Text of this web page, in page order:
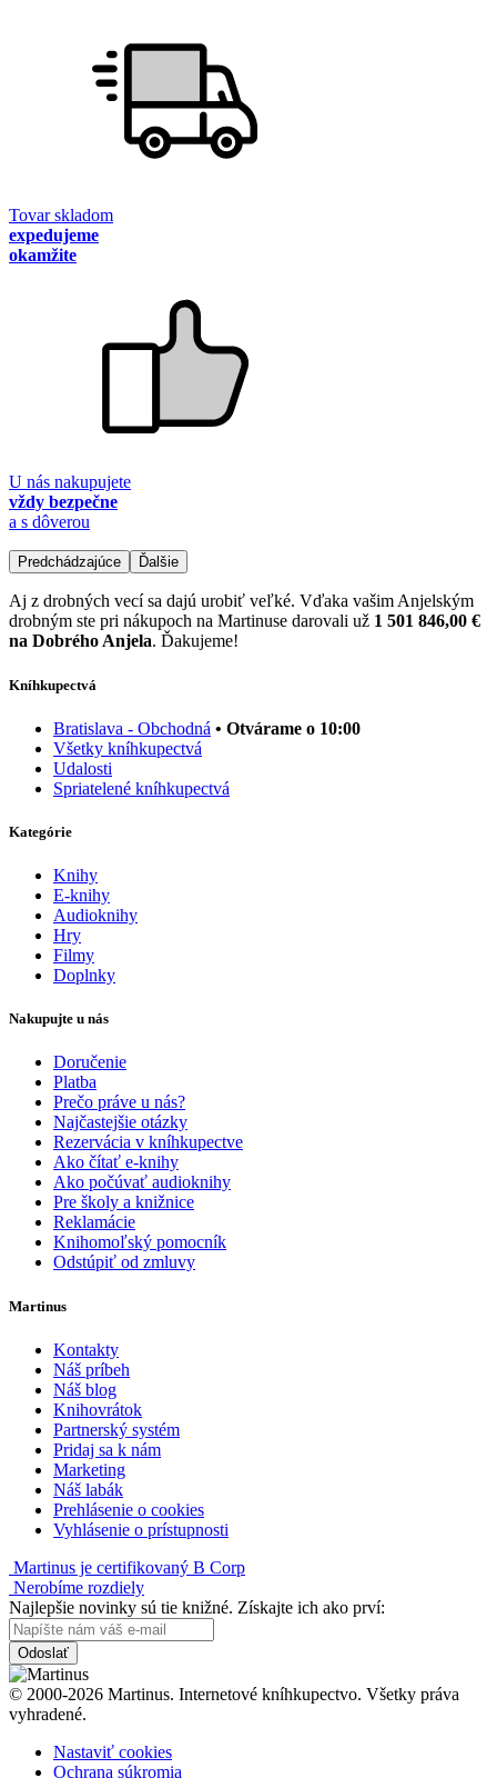
Tovar skladom
expedujeme
okamžite
U nás nakupujete
vždy bezpečne
a s dôverou
Predchádzajúce Ďalšie
Aj z drobných vecí sa dajú urobiť veľké. Vďaka vašim Anjelským
drobným ste pri nákupoch na Martinuse darovali už 1 501 846,00 €
na Dobrého Anjela. Ďakujeme!
Kníhkupectvá
Bratislava - Obchodná • Otvárame o 10:00
Všetky kníhkupectvá
Udalosti
Spriatelené kníhkupectvá
Kategórie
Knihy
E-knihy
Audioknihy
Hry
Filmy
Doplnky
Nakupujte u nás
Doručenie
Platba
Prečo práve u nás?
Najčastejšie otázky
Rezervácia v kníhkupectve
Ako čítať e-knihy
Ako počúvať audioknihy
Pre školy a knižnice
Reklamácie
Knihomoľský pomocník
Odstúpiť od zmluvy
Martinus
Kontakty
Náš príbeh
Náš blog
Knihovrátok
Partnerský systém
Pridaj sa k nám
Marketing
Náš labák
Prehlásenie o cookies
Vyhlásenie o prístupnosti
Martinus je certifikovaný B Corp
Nerobíme rozdiely
Najlepšie novinky sú tie knižné. Získajte ich ako prví:
Odoslať
© 2000-2026 Martinus. Internetové kníhkupectvo. Všetky práva
vyhradené.
Nastaviť cookies
Ochrana súkromia